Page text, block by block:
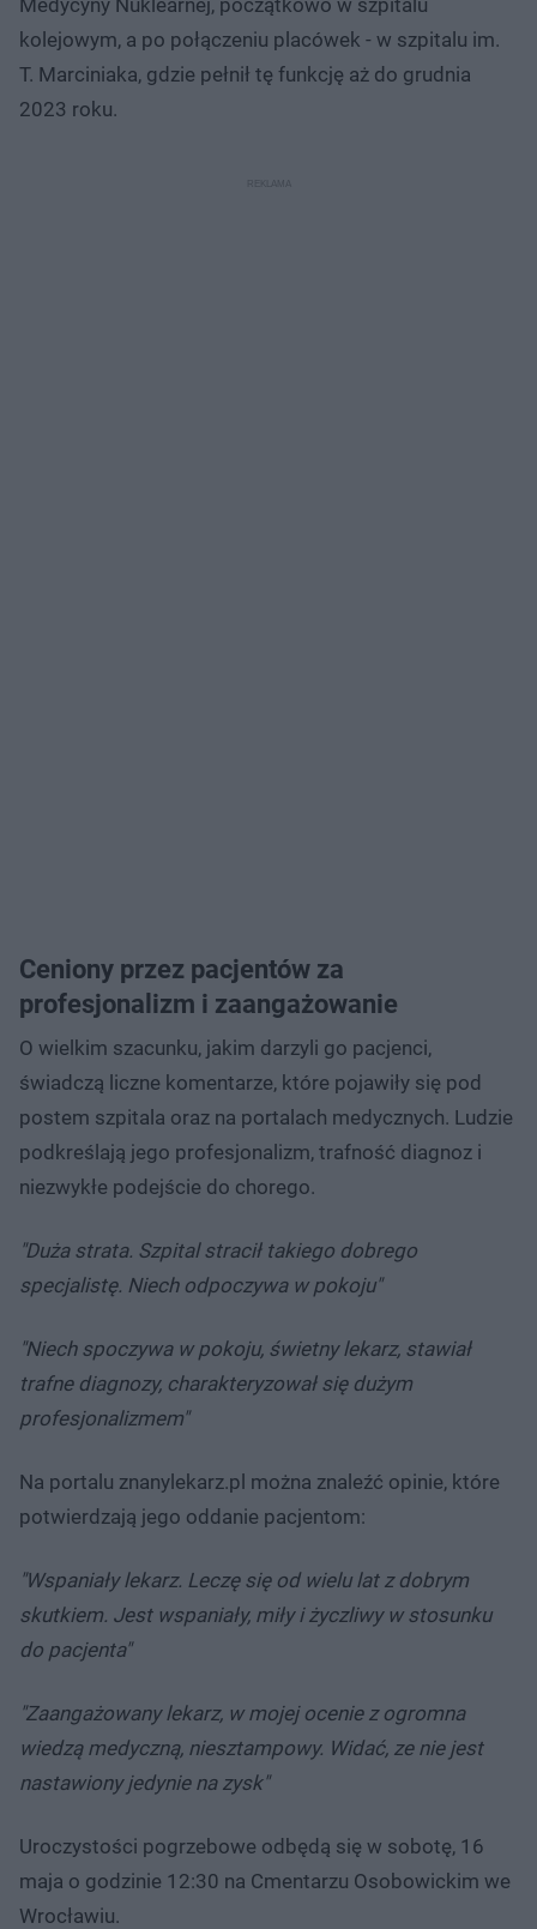
kolejowym, a po połączeniu placówek - w szpitalu im.
T. Marciniaka, gdzie pełnił tę funkcję aż do grudnia
2023 roku.
Ceniony przez pacjentów za
profesjonalizm i zaangażowanie
O wielkim szacunku, jakim darzyli go pacjenci,
świadczą liczne komentarze, które pojawiły się pod
postem szpitala oraz na portalach medycznych. Ludzie
podkreślają jego profesjonalizm, trafność diagnoz i
niezwykłe podejście do chorego.
"Duża strata. Szpital stracił takiego dobrego
specjalistę. Niech odpoczywa w pokoju"
"Niech spoczywa w pokoju, świetny lekarz, stawiał
trafne diagnozy, charakteryzował się dużym
profesjonalizmem"
Na portalu znanylekarz.pl można znaleźć opinie, które
potwierdzają jego oddanie pacjentom:
"Wspaniały lekarz. Leczę się od wielu lat z dobrym
skutkiem. Jest wspaniały, miły i życzliwy w stosunku
do pacjenta"
"Zaangażowany lekarz, w mojej ocenie z ogromna
wiedzą medyczną, niesztampowy. Widać, ze nie jest
nastawiony jedynie na zysk"
Uroczystości pogrzebowe odbędą się w sobotę, 16
maja o godzinie 12:30 na Cmentarzu Osobowickim we
Wrocławiu.